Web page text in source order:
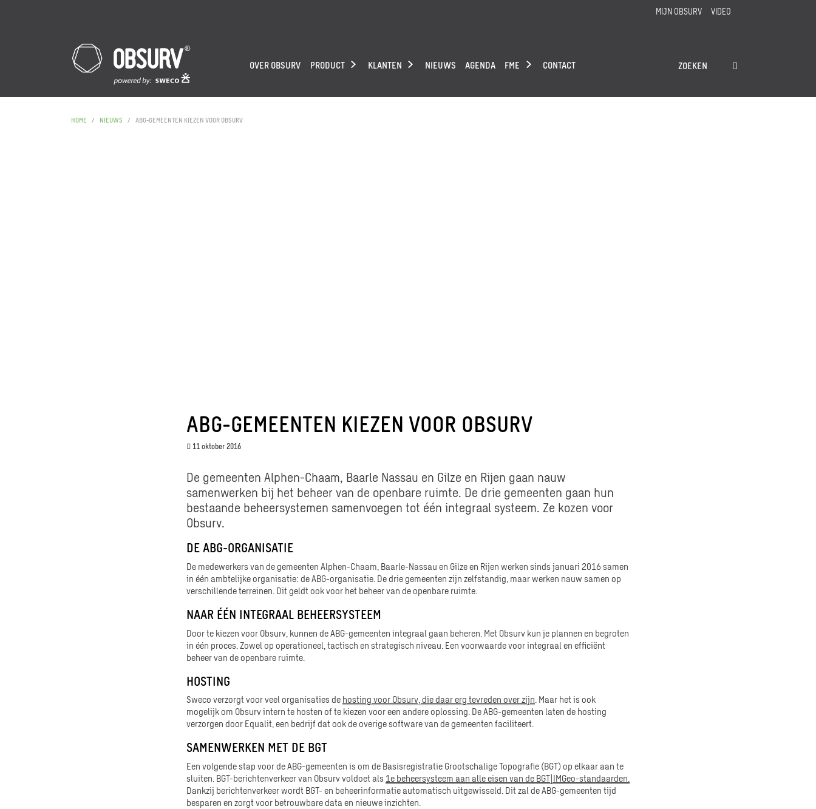
OVER OBSURV PRODUCT KLANTEN NIEUWS AGENDA FME CONTACT
MIJN OBSURV VIDEO
HOME NIEUWS ABG-GEMEENTEN KIEZEN VOOR OBSURV
ABG-GEMEENTEN KIEZEN VOOR OBSURV
11 oktober 2016
De gemeenten Alphen-Chaam, Baarle Nassau en Gilze en Rijen gaan nauw
samenwerken bij het beheer van de openbare ruimte. De drie gemeenten gaan hun
bestaande beheersystemen samenvoegen tot één integraal systeem. Ze kozen voor
Obsurv.
DE ABG-ORGANISATIE
De medewerkers van de gemeenten Alphen-Chaam, Baarle-Nassau en Gilze en Rijen werken sinds januari 2016 samen
in één ambtelijke organisatie: de ABG-organisatie. De drie gemeenten zijn zelfstandig, maar werken nauw samen op
verschillende terreinen. Dit geldt ook voor het beheer van de openbare ruimte.
NAAR ÉÉN INTEGRAAL BEHEERSYSTEEM
Door te kiezen voor Obsurv, kunnen de ABG-gemeenten integraal gaan beheren. Met Obsurv kun je plannen en begroten
in één proces. Zowel op operationeel, tactisch en strategisch niveau. Een voorwaarde voor integraal en efficiënt
beheer van de openbare ruimte.
HOSTING
Sweco verzorgt voor veel organisaties de hosting voor Obsurv, die daar erg tevreden over zijn . Maar het is ook
mogelijk om Obsurv intern te hosten of te kiezen voor een andere oplossing. De ABG-gemeenten laten de hosting
verzorgen door Equalit, een bedrijf dat ook de overige software van de gemeenten faciliteert.
SAMENWERKEN MET DE BGT
Een volgende stap voor de ABG-gemeenten is om de Basisregistratie Grootschalige Topografie (BGT) op elkaar aan te
sluiten. BGT-berichtenverkeer van Obsurv voldoet als 1e beheersysteem aan alle eisen van de BGT|IMGeo-standaarden.
Dankzij berichtenverkeer wordt BGT- en beheerinformatie automatisch uitgewisseld. Dit zal de ABG-gemeenten tijd
besparen en zorgt voor betrouwbare data en nieuwe inzichten.